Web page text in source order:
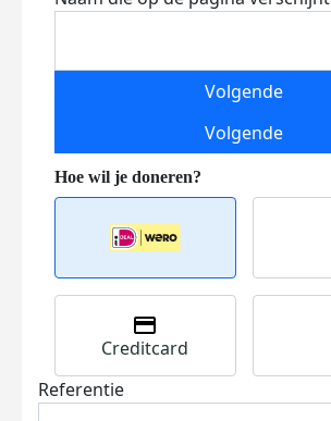
Volgende
Volgende
Creditcard
Referentie